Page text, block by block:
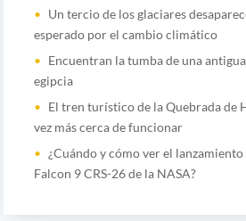
Un tercio de los glaciares
esperado por el cambio climático
Encuentran la tumba de una
egipcia
El tren turístico de la Quebrada de
vez más cerca de funcionar
¿Cuándo y cómo ver el lanzamiento
Falcon 9 CRS-26 de la NASA?